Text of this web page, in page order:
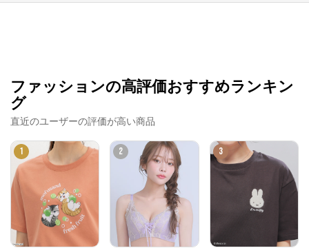
ファッションの高評価おすすめランキン
グ
直近のユーザーの評価が高い商品
1 2 3